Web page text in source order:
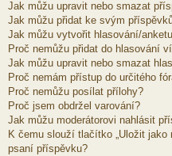
Jak můžu upravit nebo smazat
Jak můžu přidat ke svým
Jak můžu vytvořit hlasování/
Proč nemůžu přidat do hlasování
Jak můžu upravit nebo smazat
Proč nemám přístup do určitého
Proč nemůžu posílat přílohy?
Proč jsem obdržel varování?
Jak můžu moderátorovi nahlásit
K čemu slouží tlačítko „Uložit jako
psaní příspěvku?